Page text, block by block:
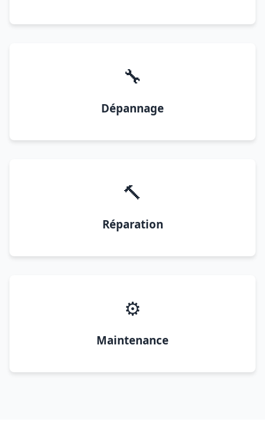
🔧
Dépannage
🔨
Réparation
⚙️
Maintenance